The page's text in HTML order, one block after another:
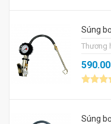
Súng
Thương
Súng